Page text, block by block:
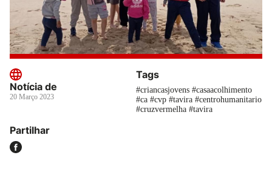
Notícia de
20 Março 2023
Tags
#criancasjovens #casaacolhimento
#ca #cvp #tavira #centrohumanitario
#cruzvermelha #tavira
Partilhar